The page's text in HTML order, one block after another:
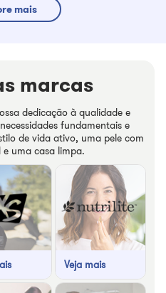
mais
marcas
dedicação à qualidade e
fundamentais e
de vida ativo, uma pele com
uma casa limpa.
Veja mais